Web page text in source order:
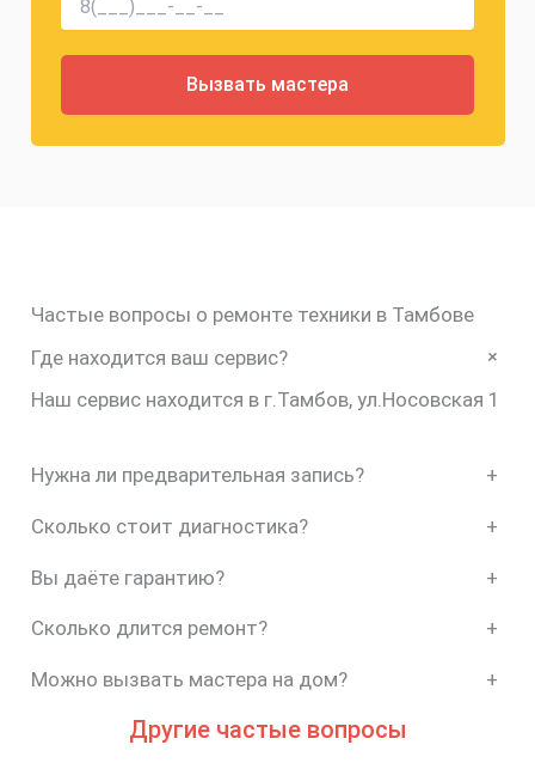
Частые вопросы о ремонте техники в Тамбове
Где находится ваш сервис?
+
Наш сервис находится в г.Тамбов, ул.Носовская 1
Нужна ли предварительная запись? +
Сколько стоит диагностика? +
Вы даёте гарантию? +
Сколько длится ремонт? +
Можно вызвать мастера на дом? +
Другие частые вопросы